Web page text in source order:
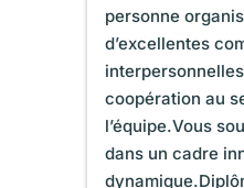
personne
d’excellentes
coopération au
l’équipe.Vous
dans un cadre